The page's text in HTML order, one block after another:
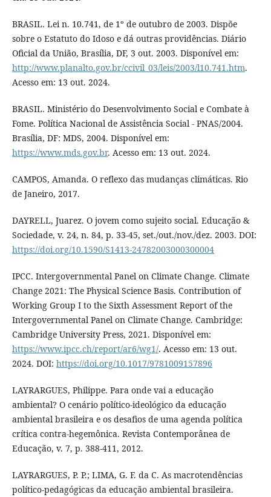
BRASIL. Lei n. 10.741, de 1º de outubro de 2003. Dispõe
sobre o Estatuto do Idoso e dá outras providências. Diário
Oficial da União, Brasília, DF, 3 out. 2003. Disponível em:
http://www.planalto.gov.br/ccivil_03/leis/2003/l10.741.htm.
Acesso em: 13 out. 2024.
BRASIL. Ministério do Desenvolvimento Social e Combate à
Fome. Política Nacional de Assistência Social - PNAS/2004.
Brasília, DF: MDS, 2004. Disponível em:
https://www.mds.gov.br. Acesso em: 13 out. 2024.
CAMPOS, Amanda. O reflexo das mudanças climáticas. Rio
de Janeiro, 2017.
DAYRELL, Juarez. O jovem como sujeito social. Educação &
Sociedade, v. 24, n. 84, p. 33-45, set./out./nov./dez. 2003. DOI:
https://doi.org/10.1590/S1413-24782003000300004
IPCC. Intergovernmental Panel on Climate Change. Climate
Change 2021: The Physical Science Basis. Contribution of
Working Group I to the Sixth Assessment Report of the
Intergovernmental Panel on Climate Change. Cambridge:
Cambridge University Press, 2021. Disponível em:
https://www.ipcc.ch/report/ar6/wg1/. Acesso em: 13 out.
2024. DOI: https://doi.org/10.1017/9781009157896
LAYRARGUES, Philippe. Para onde vai a educação
ambiental? O cenário político-ideológico da educação
ambiental brasileira e os desafios de uma agenda política
crítica contra-hegemônica. Revista Contemporânea de
Educação, v. 7, p. 388-411, 2012.
LAYRARGUES, P. P.; LIMA, G. F. da C. As macrotendências
político-pedagógicas da educação ambiental brasileira.